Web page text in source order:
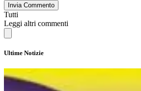
Invia Commento
Tutti
Leggi altri commenti
Ultime Notizie